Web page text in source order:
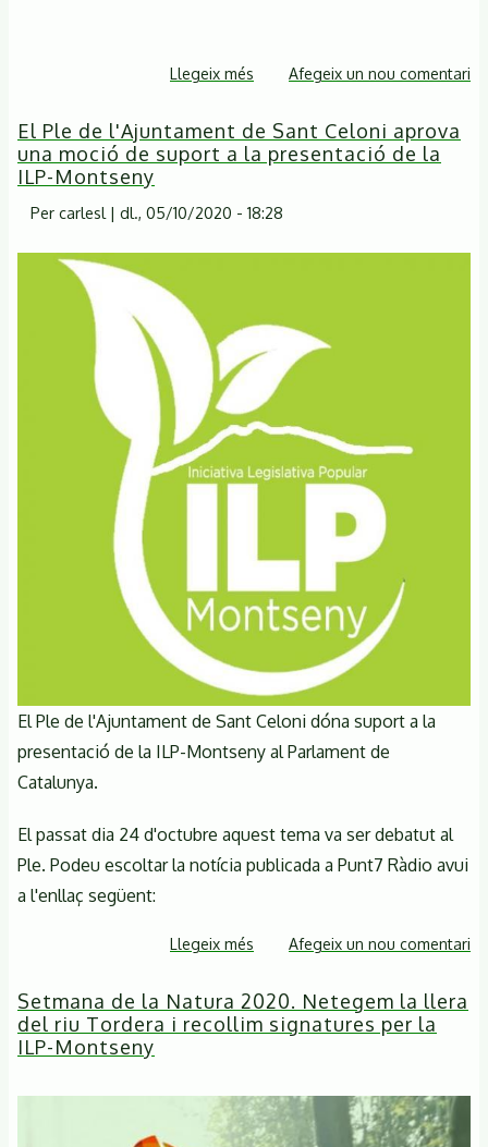
Llegeix més sobre
podeu
aconseguir
número
Sitja
Llop-
Revista
del
Afegeix un nou comentari
El Ple de l'Ajuntament de Sant Celoni aprova
una moció de suport a la presentació de la
ILP-Montseny
Per carlesl | dl., 05/10/2020 - 18:28
El Ple de l'Ajuntament de Sant Celoni dóna suport a la
presentació de la ILP-Montseny al Parlament de
Catalunya.
El passat dia 24 d'octubre aquest tema va ser debatut al
Ple. Podeu escoltar la notícia publicada a Punt7 Ràdio avui
a l'enllaç següent:
Llegeix més sobre
Ple
de
Sant
Celoni
Afegeix un nou comentari
Setmana de la Natura 2020. Netegem la llera
del riu Tordera i recollim signatures per la
ILP-Montseny